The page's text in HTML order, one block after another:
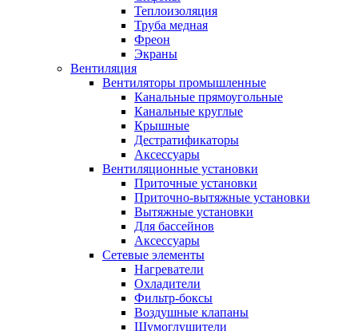
Теплоизоляция
Труба медная
Фреон
Экраны
Вентиляция
Вентиляторы промышленные
Канальные прямоугольные
Канальные круглые
Крышные
Дестратификаторы
Аксессуары
Вентиляционные установки
Приточные установки
Приточно-вытяжные установки
Вытяжные установки
Для бассейнов
Аксессуары
Сетевые элементы
Нагреватели
Охладители
Фильтр-боксы
Воздушные клапаны
Шумоглушители